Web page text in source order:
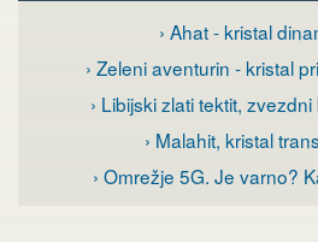
› Ahat - kristal
› Zeleni aventurin - kristal
› Libijski zlati tektit,
› Malahit, kristal
› Omrežje 5G. Je varno?